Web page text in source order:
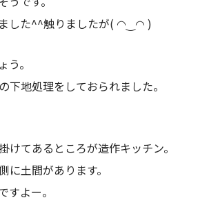
した^^触りましたが( ◠‿◠ )
。
下地処理をしておられました。
けてあるところが造作キッチン。
に土間があります。
すよー。